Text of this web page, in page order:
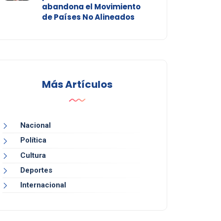
abandona el Movimiento
de Países No Alineados
Más Artículos
Nacional
Política
Cultura
Deportes
Internacional